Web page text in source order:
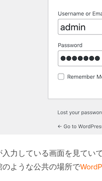
力している画面を見てい
ような公共の場所で